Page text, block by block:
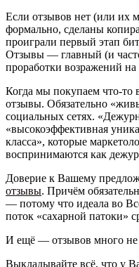
Если отзывов нет (или их
формально, сделаны
проиграли первый этап
Отзывы — главный (и
проработки возражений на
Когда мы покупаем что-
отзывы. Обязательно
социальных сетях.
«высокоэффективная
класса», которые
воспринимаются как
Доверие к Вашему
отзывы. Причём
— потому что идеала во
поток «сахарной патоки»
И ещё — отзывов много не
Выкладывайте всё, что у